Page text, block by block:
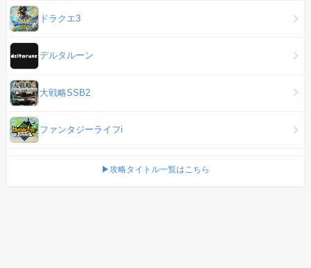
ドラクエ3
デルタルーン
大戦略SSB2
ファンタジーライフi
▶攻略タイトル一覧はこちら